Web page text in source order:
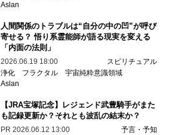
Aslan
人間関係のトラブルは“自分の中の凹”が呼び
寄せる？ 悟り系霊能師が語る現実を変える
「内面の法則」
2026.06.19 18:00
スピリチュアル
浄化
フラクタル 宇宙純粋意識領域
Aslan
【JRA宝塚記念】レジェンド武豊騎手がまた
も記録更新か？それとも波乱の結末か？
PR 2026.06.12 13:00
予言・予知